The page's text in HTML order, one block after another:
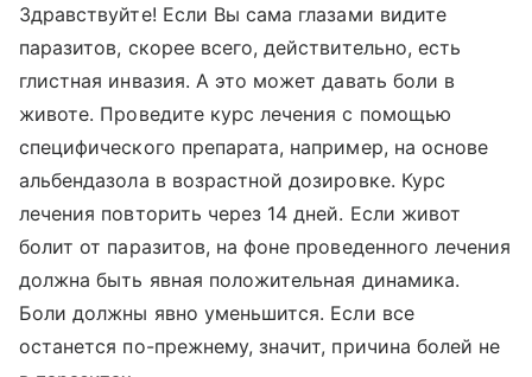
Здравствуйте! Если Вы сама глазами видите
паразитов, скорее всего, действительно, есть
глистная инвазия. А это может давать боли в
животе. Проведите курс лечения с помощью
специфического препарата, например, на основе
альбендазола в возрастной дозировке. Курс
лечения повторить через 14 дней. Если живот
болит от паразитов, на фоне проведенного лечения
должна быть явная положительная динамика.
Боли должны явно уменьшится. Если все
останется по-прежнему, значит, причина болей не